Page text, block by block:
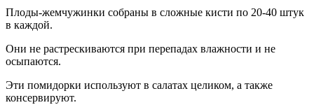
Плоды-жемчужинки собраны в сложные кисти по 20-40 штук
в каждой.
Они не растрескиваются при перепадах влажности и не
осыпаются.
Эти помидорки используют в салатах целиком, а также
консервируют.